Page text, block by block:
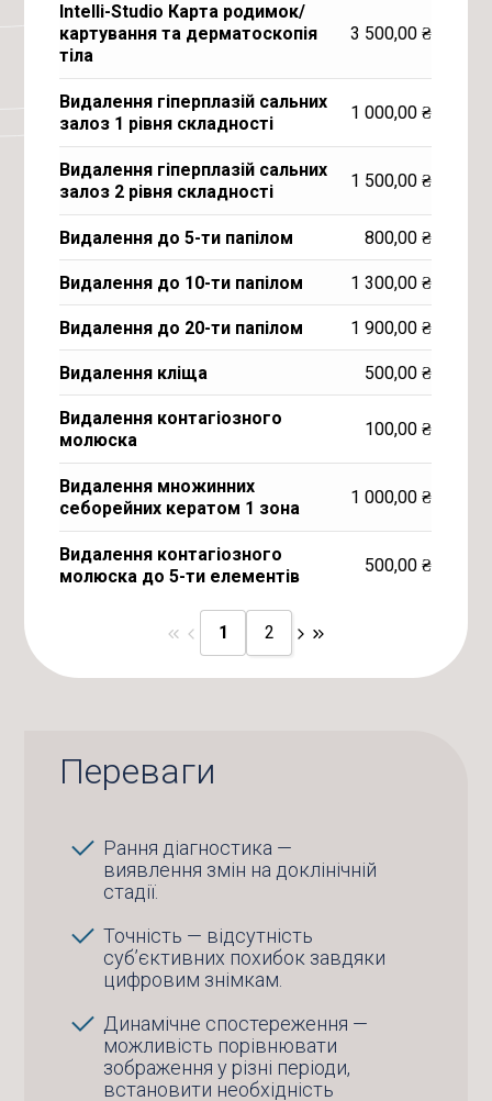
Intelli-Studio Карта родимок/
картування та дерматоскопія
тіла
3 500,00 ₴
Видалення гіперплазій сальних
залоз 1 рівня складності
1 000,00 ₴
Видалення гіперплазій сальних
залоз 2 рівня складності
1 500,00 ₴
Видалення до 5-ти папілом 800,00 ₴
Видалення до 10-ти папілом 1 300,00 ₴
Видалення до 20-ти папілом 1 900,00 ₴
Видалення кліща 500,00 ₴
Видалення контагіозного
молюска
100,00 ₴
Видалення множинних
себорейних кератом 1 зона
1 000,00 ₴
Видалення контагіозного
молюска до 5-ти елементів
500,00 ₴
1 2
Переваги
Рання діагностика —
виявлення змін на доклінічній
стадії.
Точність — відсутність
суб’єктивних похибок завдяки
цифровим знімкам.
Динамічне спостереження —
можливість порівнювати
зображення у різні періоди,
встановити необхідність